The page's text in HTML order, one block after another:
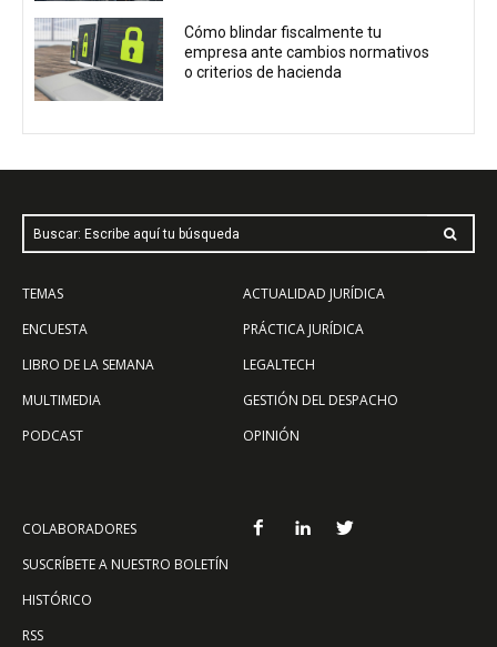
Cómo blindar fiscalmente tu
empresa ante cambios normativos
o criterios de hacienda
Buscar: Escribe aquí tu búsqueda
TEMAS
ENCUESTA
LIBRO DE LA SEMANA
MULTIMEDIA
PODCAST
ACTUALIDAD JURÍDICA
PRÁCTICA JURÍDICA
LEGALTECH
GESTIÓN DEL DESPACHO
OPINIÓN
COLABORADORES
SUSCRÍBETE A NUESTRO BOLETÍN
HISTÓRICO
RSS